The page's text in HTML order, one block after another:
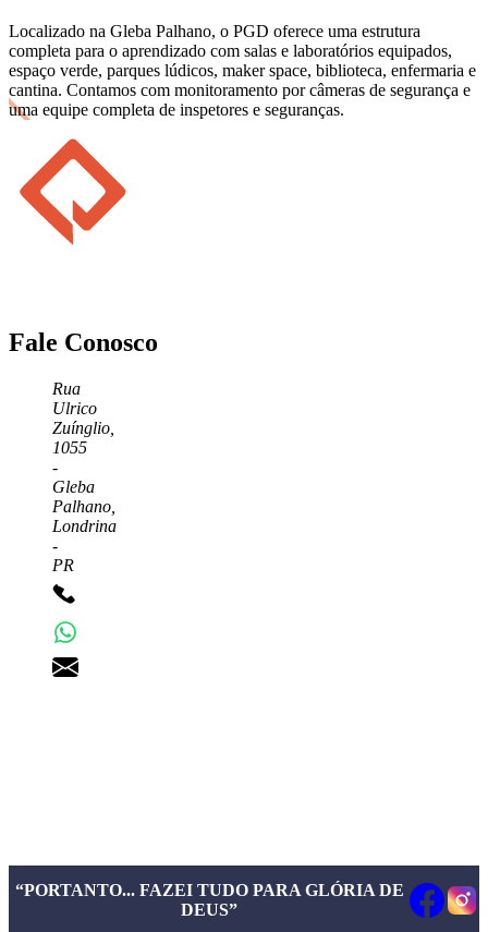
Localizado na Gleba Palhano, o PGD oferece uma estrutura
completa para o aprendizado com salas e laboratórios equipados,
espaço verde, parques lúdicos, maker space, biblioteca, enfermaria e
cantina. Contamos com monitoramento por câmeras de segurança e
uma equipe completa de inspetores e seguranças.
Fale Conosco
Rua
Ulrico
Zuínglio,
1055
-
Gleba
Palhano,
Londrina
-
PR
“PORTANTO... FAZEI TUDO PARA GLÓRIA DE
DEUS”